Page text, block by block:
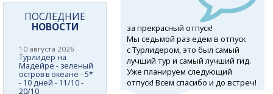
за прекрасный отпуск!
Мы седьмой раз едем в отпуск
с Турлидером, это был самый
лучший тур и самый лучший гид.
Уже планируем следующий
отпуск! Всем спасибо и до встреч!
ПОСЛЕДНИЕ
НОВОСТИ
10 августа 2026
Турлидер на
Мадейре - зеленый
остров в океане - 5*
- 10 дней - 11/10 -
20/10